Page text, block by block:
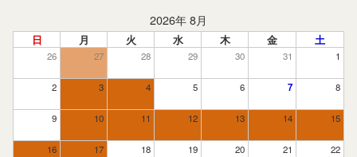
2026年 8月
日 月 火 水 木 金 土
26 27 28 29 30 31 1
2 3 4 5 6 7 8
9 10 11 12 13 14 15
16 17 18 19 20 21 22